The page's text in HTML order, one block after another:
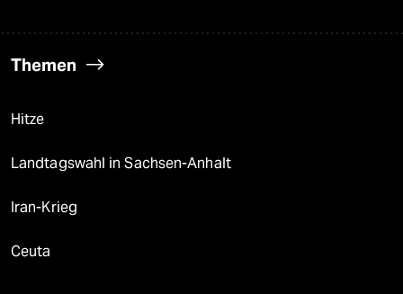
Themen
Hitze
Landtagswahl in Sachsen-Anhalt
Iran-Krieg
Ceuta